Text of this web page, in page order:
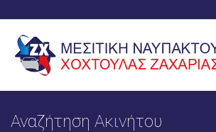
Αναζήτηση Ακινήτου